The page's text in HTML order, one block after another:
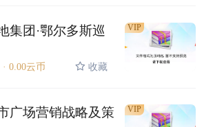
集团·鄂尔多斯巡
0.00云币 收藏
VIP
广场营销战略及策
VIP